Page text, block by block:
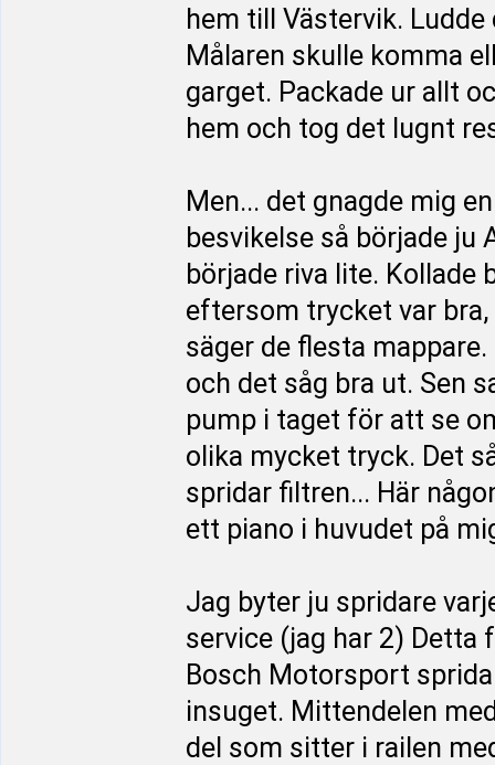
hem till Västervik.
Målaren skulle komma
garget. Packade ur allt
hem och tog det lugnt
Men... det gnagde mig
besvikelse så började ju
började riva lite. Kollade
eftersom trycket var
säger de flesta
och det såg bra ut. Sen
pump i taget för att se
olika mycket tryck. Det
spridar filtren... Här
ett piano i huvudet på
Jag byter ju spridare
service (jag har 2) Detta
Bosch Motorsport
insuget. Mittendelen
del som sitter i railen